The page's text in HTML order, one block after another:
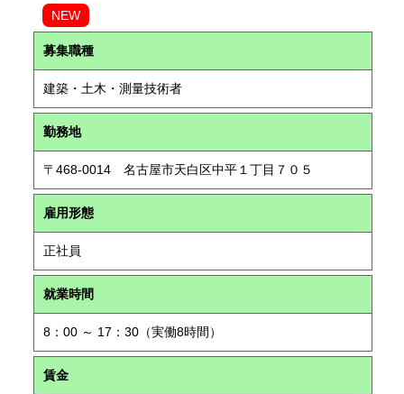
NEW
募集職種
建築・土木・測量技術者
勤務地
〒468-0014 名古屋市天白区中平１丁目７０５
雇用形態
正社員
就業時間
8：00 ～ 17：30（実働8時間）
賃金